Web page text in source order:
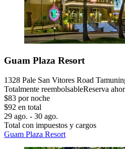
Guam Plaza Resort
1328 Pale San Vitores Road
Totalmente reembolsableReserva
$83 por noche
$92 en total
29 ago. - 30 ago.
Total con impuestos y cargos
Guam Plaza Resort